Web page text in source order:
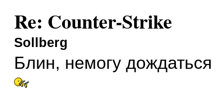
Re: Counter-Strike
Sollberg
Блин, немогу